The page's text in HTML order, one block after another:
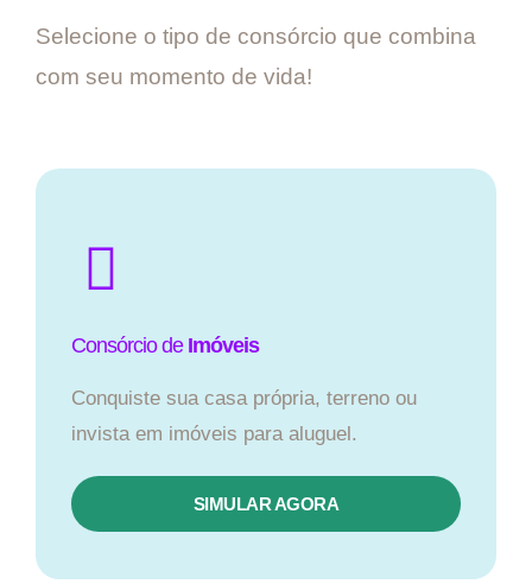
Selecione o tipo de consórcio que combina
com seu momento de vida!
Consórcio de Imóveis
Conquiste sua casa própria, terreno ou
invista em imóveis para aluguel.
SIMULAR AGORA​